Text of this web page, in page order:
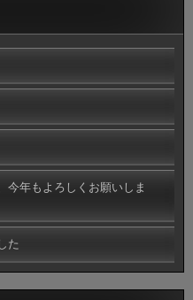
今年もよろしくお願いしま
た